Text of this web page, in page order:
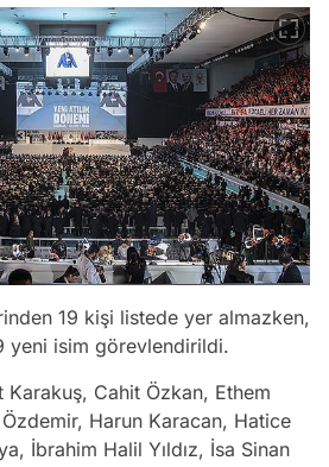
19 kişi listede yer almazken,
yeni isim görevlendirildi.
Karakuş, Cahit Özkan, Ethem
Harun Karacan, Hatice
İbrahim Halil Yıldız, İsa Sinan